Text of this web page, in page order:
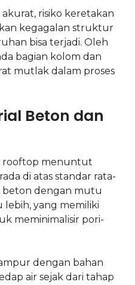
risiko keretakan
kegagalan struktur
bisa terjadi. Oleh
bagian kolom dan
mutlak dalam proses
Beton dan
rooftop menuntut
di atas standar rata-
beton dengan mutu
lebih, yang memiliki
meminimalisir pori-
dengan bahan
air sejak dari tahap